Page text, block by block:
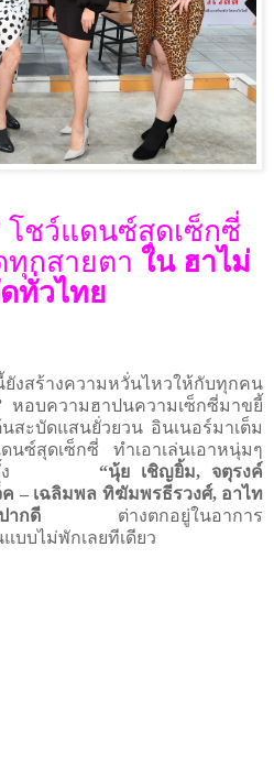
โชว์แดนซ์สุดเซ็กซี่
ทุกสายตา ใน ฮาไม่
ทั่วไทย
ยังสร้างความหวั่นไหวให้กับทุกคน
หอบความฮาปนความเซ็กซี่มาขยี้
นสะบัดแสนยั่วยวน อินเนอร์มาเต็ม
ซ์สุดเซ็กซี่ ทำเอาเล่นเอาหนุ่มๆ
“นุ้ย เชิญยิ้ม, จตุรงค์
ค – เฉลิมพล ทิฆัมพรธีรวงศ์, อาไท
ากดี
ต่างตกอยู่ในอาการ
บบไม่พักเลยทีเดียว